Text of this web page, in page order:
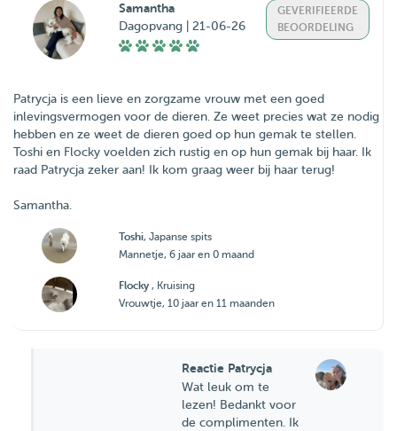
Samantha
Dagopvang | 21-06-26
GEVERIFIEERDE
BEOORDELING
Patrycja is een lieve en zorgzame vrouw met een goed
inlevingsvermogen voor de dieren. Ze weet precies wat ze nodig
hebben en ze weet de dieren goed op hun gemak te stellen.
Toshi en Flocky voelden zich rustig en op hun gemak bij haar. Ik
raad Patrycja zeker aan! Ik kom graag weer bij haar terug!
Samantha.
Toshi, Japanse spits
Mannetje, 6 jaar en 0 maand
Flocky, Kruising
Vrouwtje, 10 jaar en 11 maanden
Reactie Patrycja
Wat leuk om te
lezen! Bedankt voor
de complimenten. Ik